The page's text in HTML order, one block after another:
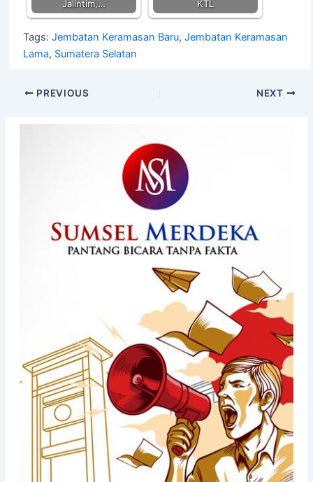
Jalintim,… KTL
Tags: Jembatan Keramasan Baru, Jembatan Keramasan
Lama, Sumatera Selatan
PREVIOUS NEXT